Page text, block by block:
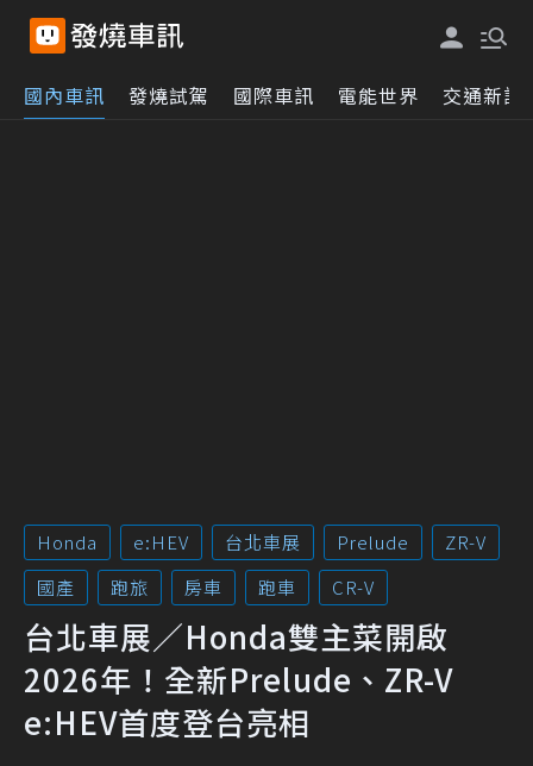
國內車訊 發燒試駕 國際車訊 電能世界 交通新訊
Honda e:HEV 台北車展 Prelude
ZR-V
國產
跑旅 房車 跑車 CR-V
台北車展／Honda雙主菜開啟
2026年！全新Prelude、ZR-V
e:HEV首度登台亮相